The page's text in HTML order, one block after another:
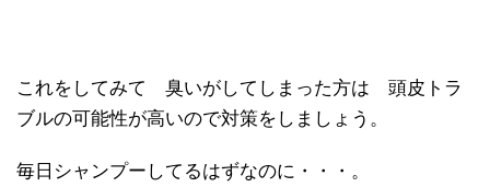
これをしてみて 臭いがしてしまった方は 頭皮トラ
ブルの可能性が高いので対策をしましょう。
毎日シャンプーしてるはずなのに・・・。